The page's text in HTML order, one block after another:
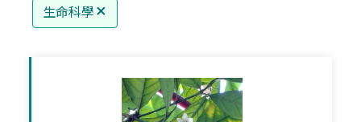
生命科學